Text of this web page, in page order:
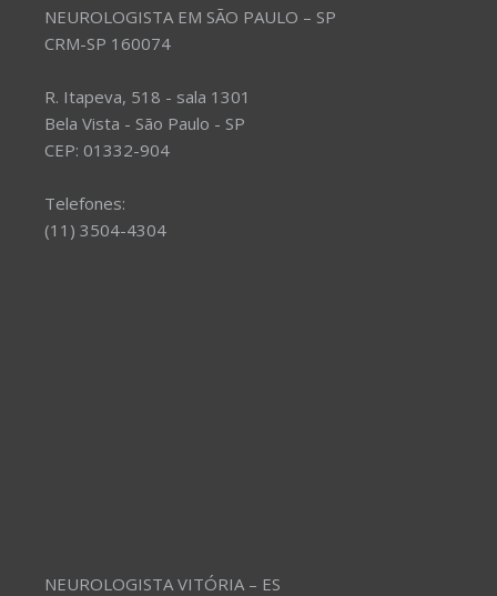
NEUROLOGISTA EM SÃO PAULO – SP
CRM-SP 160074
R. Itapeva, 518 - sala 1301
Bela Vista - São Paulo - SP
CEP: 01332-904
Telefones:
(11) 3504-4304
NEUROLOGISTA VITÓRIA – ES